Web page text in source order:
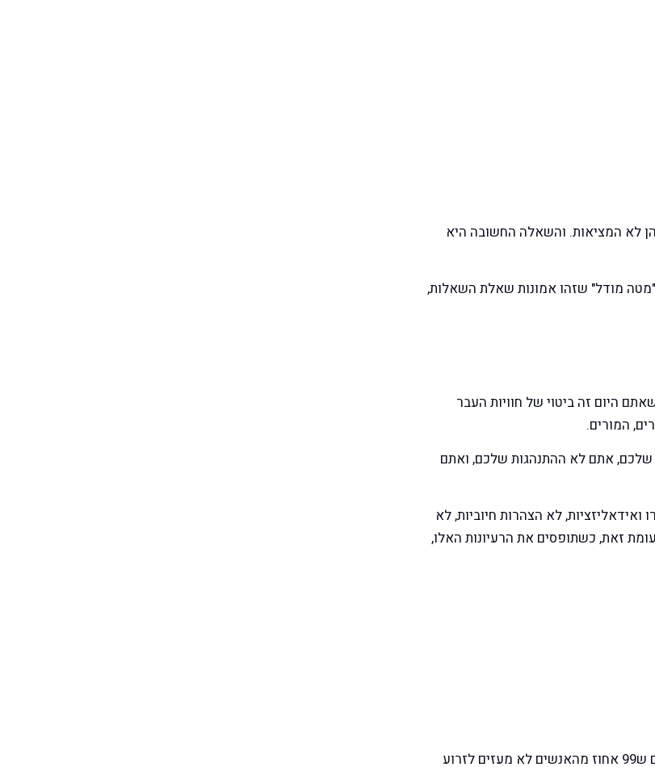
לא המציאות. והשאלה החשובה היא
מודל" שזהו אמונות שאלת השאלות,
היום זה ביטוי של חוויות העבר
המורים.
אתם לא ההתנהגות שלכם, ואתם
לא הצהרות חיוביות, לא
זאת, כשתופסים את הרעיונות האלו,
זה לא אומר שכמו שתגדירו אותה אתם תהפכו אליה, אבל זה כן יזרע את הזרעים ש99 אחוז מהאנשים לא מעזים לזרוע